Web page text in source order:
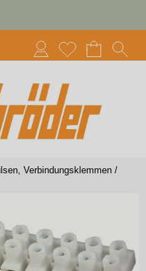
Verbindungsklemmen /